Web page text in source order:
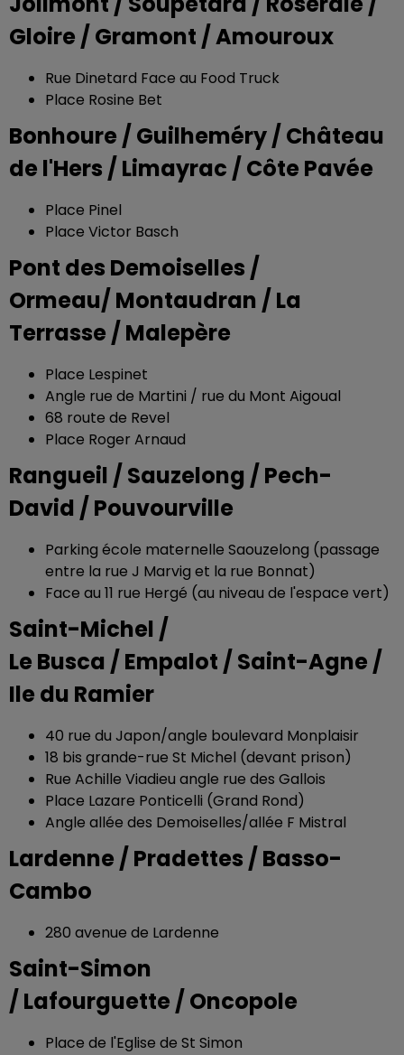
Gloire / Gramont / Amouroux
Rue Dinetard Face au Food Truck
Place Rosine Bet
Bonhoure / Guilheméry / Château
de l'Hers / Limayrac / Côte Pavée
Place Pinel
Place Victor Basch
Pont des Demoiselles /
Ormeau/ Montaudran / La
Terrasse / Malepère
Place Lespinet
Angle rue de Martini / rue du Mont Aigoual
68 route de Revel
Place Roger Arnaud
Rangueil / Sauzelong / Pech-
David / Pouvourville
Parking école maternelle Saouzelong (passage
entre la rue J Marvig et la rue Bonnat)
Face au 11 rue Hergé (au niveau de l'espace vert)
Saint-Michel /
Le Busca / Empalot / Saint-Agne /
Ile du Ramier
40 rue du Japon/angle boulevard Monplaisir
18 bis grande-rue St Michel (devant prison)
Rue Achille Viadieu angle rue des Gallois
Place Lazare Ponticelli (Grand Rond)
Angle allée des Demoiselles/allée F Mistral
Lardenne / Pradettes / Basso-
Cambo
280 avenue de Lardenne
Saint-Simon
/ Lafourguette / Oncopole
Place de l'Eglise de St Simon